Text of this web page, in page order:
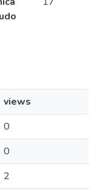
views
0
0
2